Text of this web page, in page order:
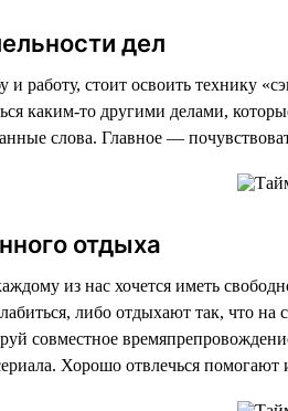
дел
работу, стоит освоить технику
каким-то другими делами,
слова. Главное —
отдыха
из нас хочется иметь
либо отдыхают так, что
совместное
Хорошо отвлечься помогают